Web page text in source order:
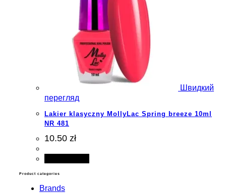
Швидкий
перегляд
Lakier klasyczny MollyLac Spring breeze 10ml
NR 481
10.50 zł
Product categories
Brands